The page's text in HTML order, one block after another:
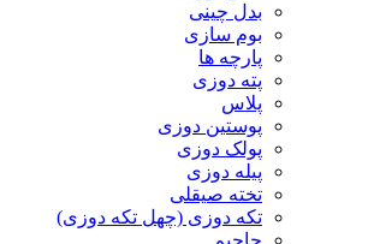
بدل چینی
بوم سازی
پارچه ها
پته دوزی
پلاس
پوستین دوزی
پولک دوزی
پیله دوزی
تخته صیقلی
تکه دوزی (چهل تکه دوزی)
جاجیم